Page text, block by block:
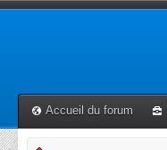
Accueil du forum